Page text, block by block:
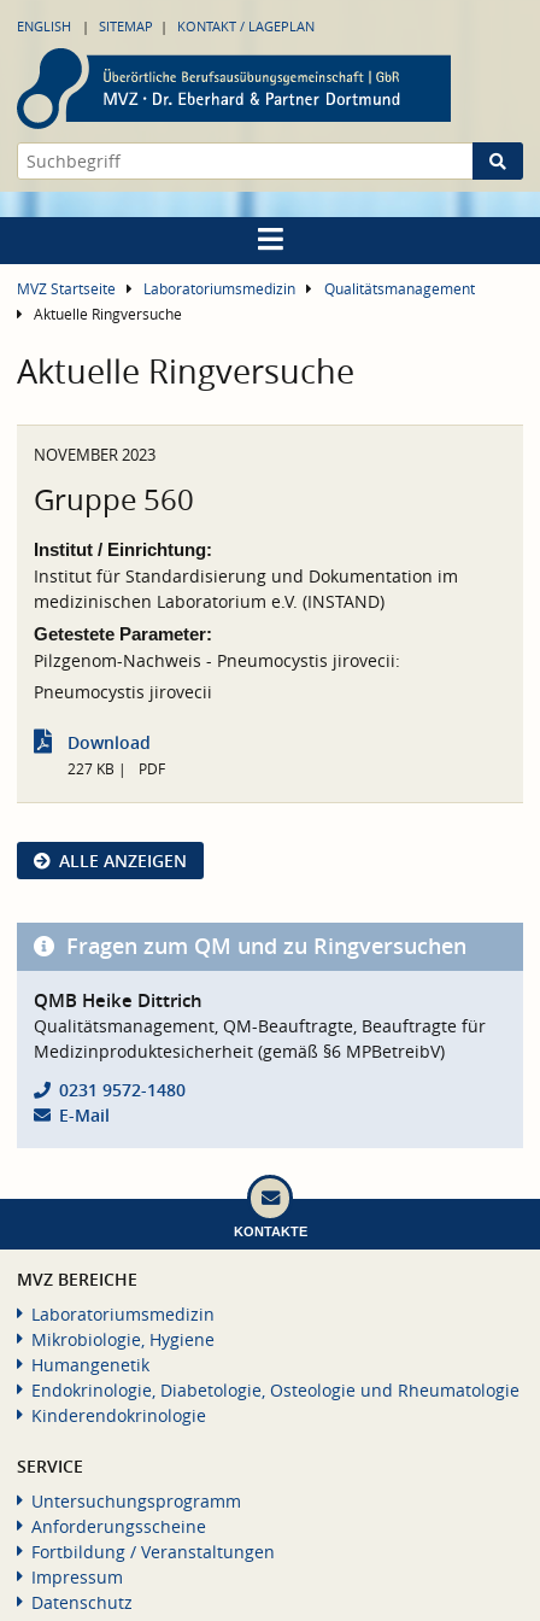
ENGLISH SITEMAP KONTAKT / LAGEPLAN
MVZ Startseite Laboratoriumsmedizin
Qualitätsmanagement
Aktuelle Ringversuche
Aktuelle Ringversuche
NOVEMBER 2023
Gruppe 560
Institut / Einrichtung:
Institut für Standardisierung und Dokumentation im
medizinischen Laboratorium e.V. (INSTAND)
Getestete Parameter:
Pilzgenom-Nachweis - Pneumocystis jirovecii:
Pneumocystis jirovecii
Download
227 KB PDF
ALLE ANZEIGEN
Fragen zum QM und zu Ringversuchen
QMB Heike Dittrich
Qualitätsmanagement, QM-Beauftragte, Beauftragte für
Medizinproduktesicherheit (gemäß §6 MPBetreibV)
0231 9572-1480
E-Mail
KONTAKTE
MVZ BEREICHE
Laboratoriumsmedizin
Mikrobiologie, Hygiene
Humangenetik
Endokrinologie, Diabetologie, Osteologie und Rheumatologie
Kinderendokrinologie
SERVICE
Untersuchungsprogramm
Anforderungsscheine
Fortbildung / Veranstaltungen
Impressum
Datenschutz